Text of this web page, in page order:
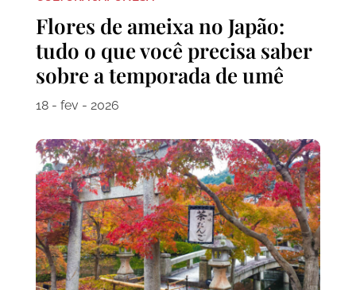
Flores de ameixa no Japão:
tudo o que você precisa saber
sobre a temporada de umê
18 - fev - 2026